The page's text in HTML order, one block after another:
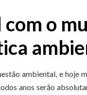
com o
ambiental, e
anos serão